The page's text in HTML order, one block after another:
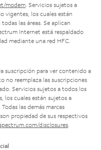
modem . Servicios sujetos a
vigentes, los cuales están
las áreas. Se aplican
Internet está respaldado
mediante una red HFC.
suscripción para ver contenido a
no reemplaza las suscripciones
Servicios sujetos a todos los
los cuales están sujetos a
las demás marcas
propiedad de sus respectivos
spectrum.com/disclosures